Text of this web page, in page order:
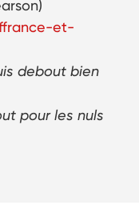
et-
debout bien
pour les nuls